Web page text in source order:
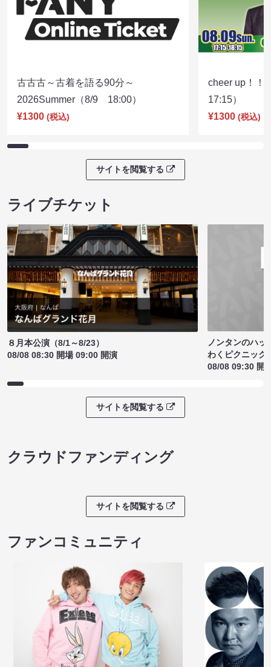
古古古～古着を語る90分～
2026Summer（8/9 18:00）
¥1300 (税込)
cheer up！
17:15）
¥1300 (税込)
サイトを閲覧する
ライブチケット
８月本公演（8/1～8/23）
08/08 08:30 開場 09:00 開演
ノンタンのハッ
わくピクニック
08/08 09:30 開
サイトを閲覧する
クラウドファンディング
サイトを閲覧する
ファンコミュニティ